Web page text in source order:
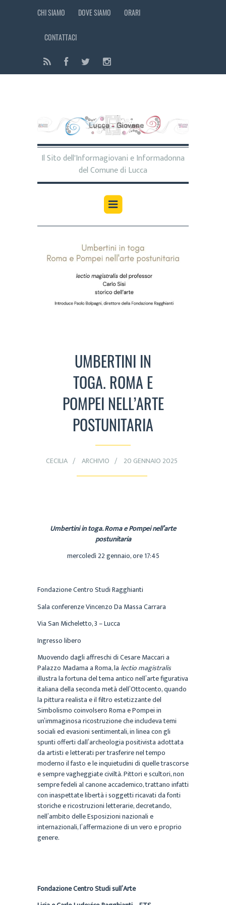
CHI SIAMO DOVE SIAMO ORARI
CONTATTACI
Il Sito dell'Informagiovani e Informadonna
del Comune di Lucca
UMBERTINI IN
TOGA. ROMA E
POMPEI NELL’ARTE
POSTUNITARIA
CECILIA ARCHIVIO 20 GENNAIO 2025
Umbertini in toga. Roma e Pompei nell’arte
postunitaria
mercoledì 22 gennaio, ore 17:45
Fondazione Centro Studi Ragghianti
Sala conferenze Vincenzo Da Massa Carrara
Via San Micheletto, 3 – Lucca
Ingresso libero
Muovendo dagli affreschi di Cesare Maccari a
Palazzo Madama a Roma, la lectio magistralis
illustra la fortuna del tema antico nell’arte figurativa
italiana della seconda metà dell’Ottocento, quando
la pittura realista e il filtro estetizzante del
Simbolismo coinvolsero Roma e Pompei in
un’immaginosa ricostruzione che includeva temi
sociali ed evasioni sentimentali, in linea con gli
spunti offerti dall’archeologia positivista adottata
da artisti e letterati per trasferire nel tempo
moderno il fasto e le inquietudini di quelle trascorse
e sempre vagheggiate civiltà. Pittori e scultori, non
sempre fedeli al canone accademico, trattano infatti
con inaspettate libertà i soggetti ricavati da fonti
storiche e ricostruzioni letterarie, decretando,
nell’ambito delle Esposizioni nazionali e
internazionali, l’affermazione di un vero e proprio
genere.
Fondazione Centro Studi sull’Arte